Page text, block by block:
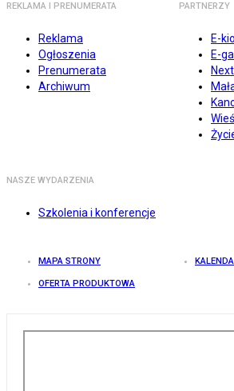
REKLAMA I PRENUMERATA
Reklama
Ogłoszenia
Prenumerata
Archiwum
PARTNERZY
E-
E-
NASZE WYDARZENIA
Szkolenia i konferencje
MAPA STRONY
OFERTA PRODUKTOWA